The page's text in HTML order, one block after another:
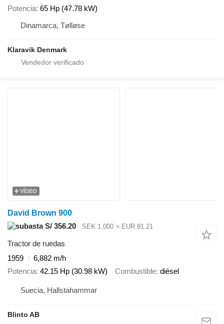
Potencia 65 Hp (47.78 kW)
Dinamarca, Tølløse
Klaravik Denmark
VÍDEO
David Brown 900
S/ 356.20
SEK 1,000 ≈ EUR 91.21
Tractor de ruedas
1959
6,882 m/h
Potencia 42.15 Hp (30.98 kW) Combustible diésel
Suecia, Hallstahammar
Blinto AB